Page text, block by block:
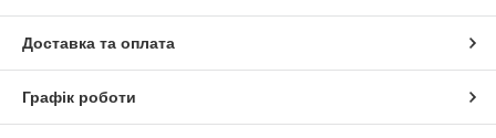
Доставка та оплата
Графік роботи